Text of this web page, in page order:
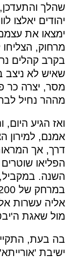
שהלך
יהודים יאלצו
ימצאו את
מרחוק, הצליחו
בקרב קהלים
שאיש לא ניצב
מסר, יצרה כר
מההר נחיל
ואז הגיע
אמנם, למירון
דרך, אך
הפליאו
השנה.
אליה עשרות
מול שאגת
בה בעת,
ישיבת